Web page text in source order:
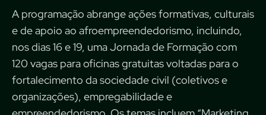
A programação abrange ações formativas, culturais
e de apoio ao afroempreendedorismo, incluindo,
nos dias 16 e 19, uma Jornada de Formação com
120 vagas para oficinas gratuitas voltadas para o
fortalecimento da sociedade civil (coletivos e
organizações), empregabilidade e